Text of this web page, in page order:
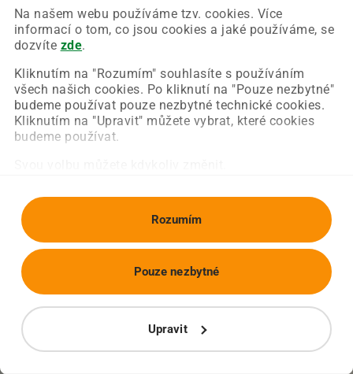
Na našem webu používáme tzv. cookies. Více
informací o tom, co jsou cookies a jaké používáme, se
dozvíte zde.
Kliknutím na "Rozumím" souhlasíte s používáním
všech našich cookies. Po kliknutí na "Pouze nezbytné"
budeme používat pouze nezbytné technické cookies.
Kliknutím na "Upravit" můžete vybrat, které cookies
budeme používat.
Rozumím
Upravit
Pouze nezbytné
Chyba nastala na naší straně a už ji opravujeme.
Zkuste prosím znovu načíst požadovanou stránku.
Obnovit stránku Úvodní strana